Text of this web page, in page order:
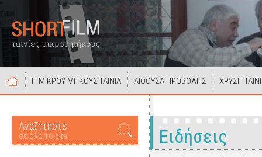
Η ΜΙΚΡΟΥ ΜΗΚΟΥΣ ΤΑΙΝΙΑ ΑΙΘΟΥΣΑ ΠΡΟΒΟΛΗΣ ΧΡΥΣΗ
Αναζητήστε
σε όλο το site Ειδήσεις